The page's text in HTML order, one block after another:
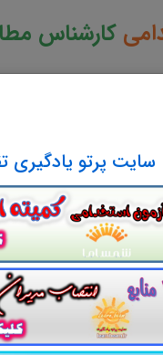
سایت پرتو یادگیری
کارشناس
مصاحبه کارشناس مطالعات پایه و پایش
مطالعات پایه و پایش داده های آب مجموعه
1 کلیات مصاحبه و
مصاحبه آماده می
و اجتماعی و ...
که در برگیرنده
حضور در جلسه